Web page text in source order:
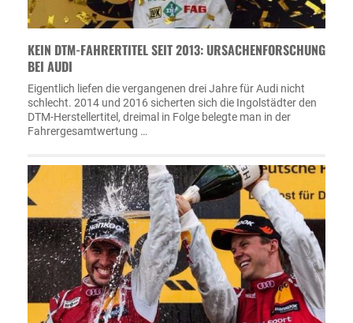
KEIN DTM-FAHRERTITEL SEIT 2013: URSACHENFORSCHUNG
BEI AUDI
Eigentlich liefen die vergangenen drei Jahre für Audi nicht
schlecht. 2014 und 2016 sicherten sich die Ingolstädter den
DTM-Herstellertitel, dreimal in Folge belegte man in der
Fahrergesamtwertung …